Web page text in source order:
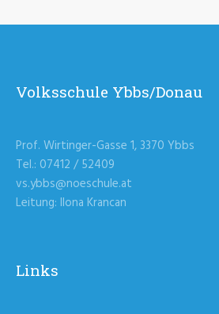
Volksschule Ybbs/Donau
Prof. Wirtinger-Gasse 1, 3370 Ybbs
Tel.: 07412 / 52409
vs.ybbs@noeschule.at
Leitung: Ilona Krancan
Links